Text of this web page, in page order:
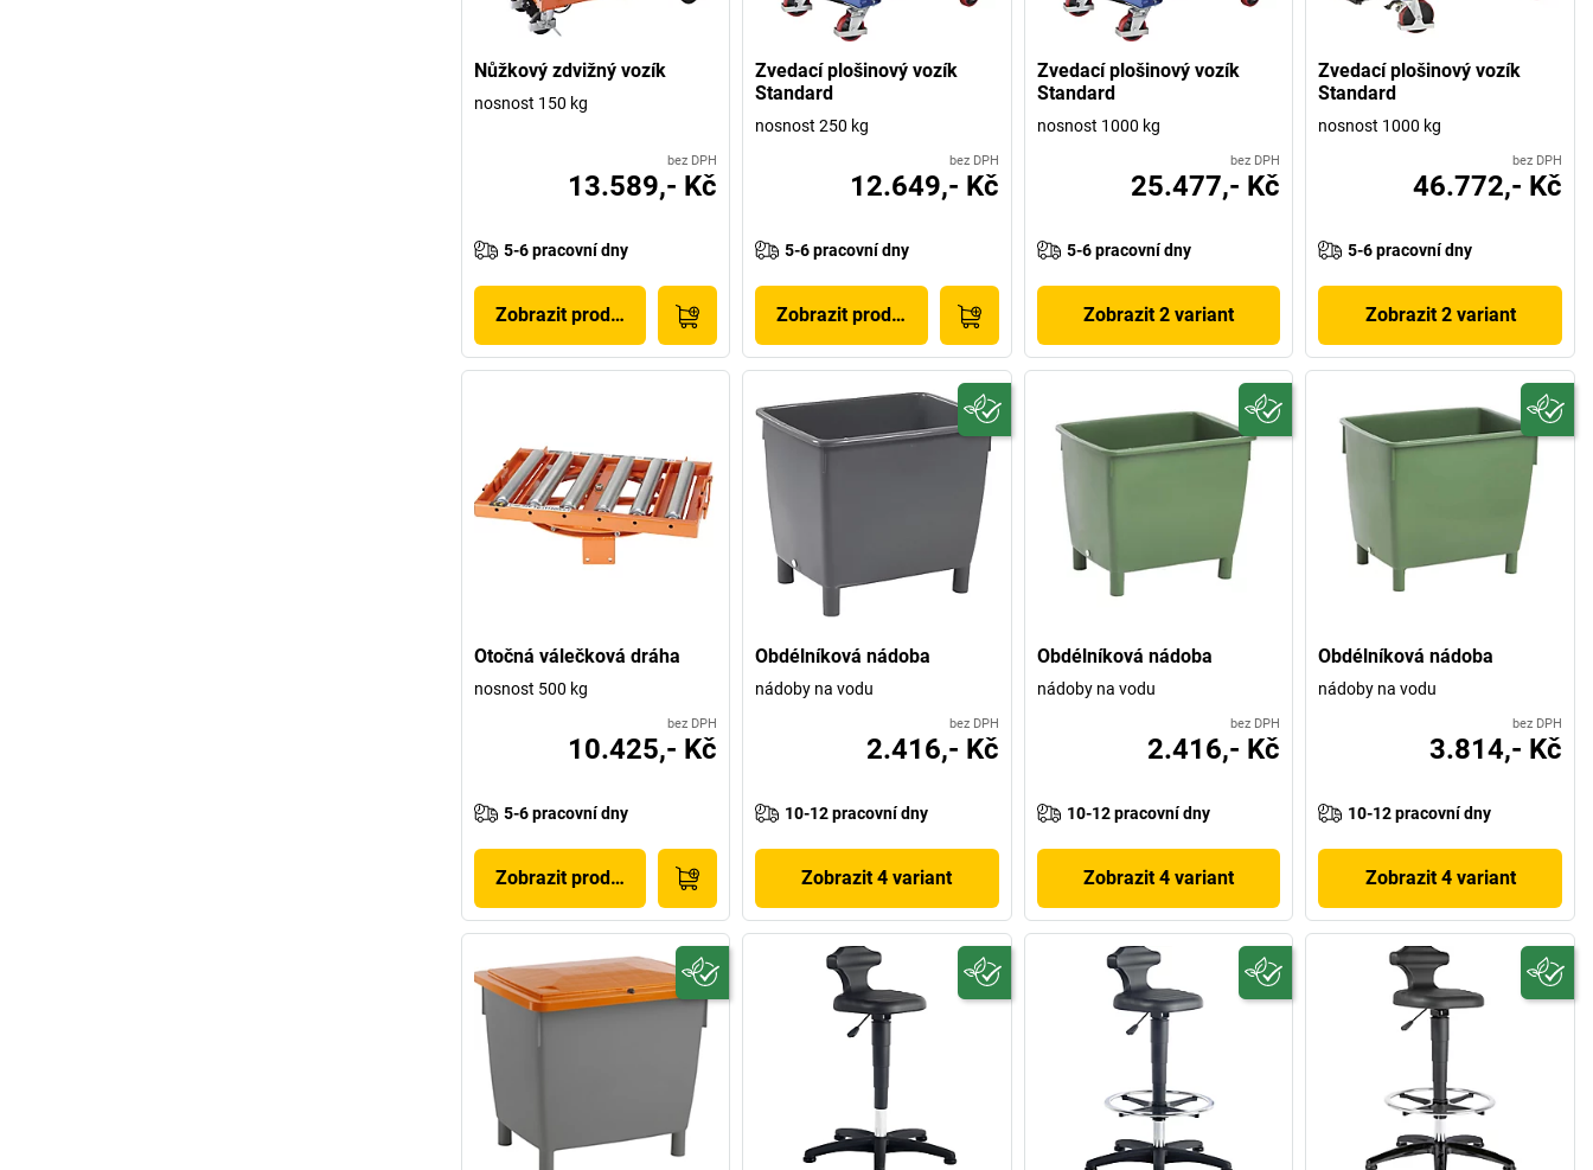
Nůžkový zdvižný vozík
nosnost 150 kg
bez DPH
13.589,- Kč
5-6 pracovní dny
Zobrazit produkt
Zvedací plošinový vozík
Standard
nosnost 250 kg
bez DPH
12.649,- Kč
5-6 pracovní dny
Zobrazit produkt
Zvedací plošinový vozík
Standard
nosnost 1000 kg
bez DPH
25.477,- Kč
5-6 pracovní dny
Zobrazit 2 variant
Zvedací plošinový vozík
Standard
nosnost 1000 kg
bez DPH
46.772,- Kč
5-6 pracovní dny
Zobrazit 2 variant
Otočná válečková dráha
nosnost 500 kg
bez DPH
10.425,- Kč
5-6 pracovní dny
Zobrazit produkt
Obdélníková nádoba
nádoby na vodu
bez DPH
2.416,- Kč
10-12 pracovní dny
Zobrazit 4 variant
Obdélníková nádoba
nádoby na vodu
bez DPH
2.416,- Kč
10-12 pracovní dny
Zobrazit 4 variant
Obdélníková nádoba
nádoby na vodu
bez DPH
3.814,- Kč
10-12 pracovní dny
Zobrazit 4 variant